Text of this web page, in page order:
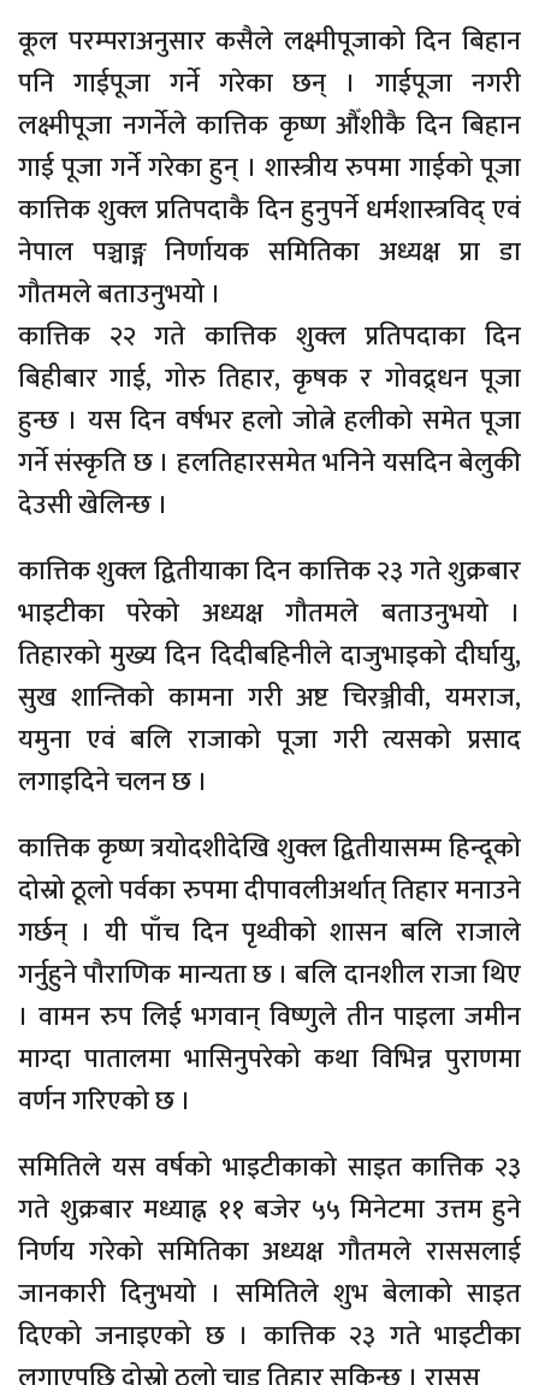
कूल परम्पराअनुसार कसैले लक्ष्मीपूजाको दिन बिहान
पनि गाईपूजा गर्ने गरेका छन् । गाईपूजा नगरी
लक्ष्मीपूजा नगर्नेले कात्तिक कृष्ण औँशीकै दिन बिहान
गाई पूजा गर्ने गरेका हुन् । शास्त्रीय रुपमा गाईको पूजा
कात्तिक शुक्ल प्रतिपदाकै दिन हुनुपर्ने धर्मशास्त्रविद् एवं
नेपाल पञ्चाङ्ग निर्णायक समितिका अध्यक्ष प्रा डा
गौतमले बताउनुभयो ।
कात्तिक २२ गते कात्तिक शुक्ल प्रतिपदाका दिन
बिहीबार गाई, गोरु तिहार, कृषक र गोवद्र्धन पूजा
हुन्छ । यस दिन वर्षभर हलो जोत्ने हलीको समेत पूजा
गर्ने संस्कृति छ । हलतिहारसमेत भनिने यसदिन बेलुकी
देउसी खेलिन्छ ।
कात्तिक शुक्ल द्वितीयाका दिन कात्तिक २३ गते शुक्रबार
भाइटीका परेको अध्यक्ष गौतमले बताउनुभयो ।
तिहारको मुख्य दिन दिदीबहिनीले दाजुभाइको दीर्घायु,
सुख शान्तिको कामना गरी अष्ट चिरञ्जीवी, यमराज,
यमुना एवं बलि राजाको पूजा गरी त्यसको प्रसाद
लगाइदिने चलन छ ।
कात्तिक कृष्ण त्रयोदशीदेखि शुक्ल द्वितीयासम्म हिन्दूको
दोस्रो ठूलो पर्वका रुपमा दीपावलीअर्थात् तिहार मनाउने
गर्छन् । यी पाँच दिन पृथ्वीको शासन बलि राजाले
गर्नुहुने पौराणिक मान्यता छ । बलि दानशील राजा थिए
। वामन रुप लिई भगवान् विष्णुले तीन पाइला जमीन
माग्दा पातालमा भासिनुपरेको कथा विभिन्न पुराणमा
वर्णन गरिएको छ ।
समितिले यस वर्षको भाइटीकाको साइत कात्तिक २३
गते शुक्रबार मध्याह्न ११ बजेर ५५ मिनेटमा उत्तम हुने
निर्णय गरेको समितिका अध्यक्ष गौतमले राससलाई
जानकारी दिनुभयो । समितिले शुभ बेलाको साइत
दिएको जनाइएको छ । कात्तिक २३ गते भाइटीका